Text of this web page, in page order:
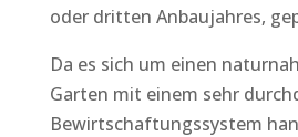
oder dritten Anbaujahres,
Da es sich um einen
Garten mit einem sehr
Bewirtschaftungssystem